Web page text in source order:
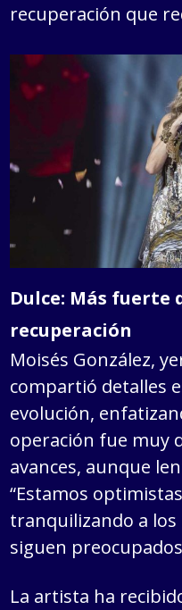
recuperación que
Dulce: Más fuerte
recuperación
Moisés González,
compartió detalles
evolución,
operación fue muy
avances, aunque
“Estamos
tranquilizando a
siguen
La artista ha